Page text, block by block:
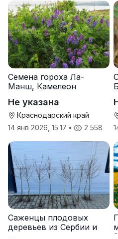
Семена гороха Ла-
Манш, Камелеон
Не указана
Краснодарский край
14 янв 2026, 15:17 • 2 558
Саженцы плодовых
деревьев из Сербии и